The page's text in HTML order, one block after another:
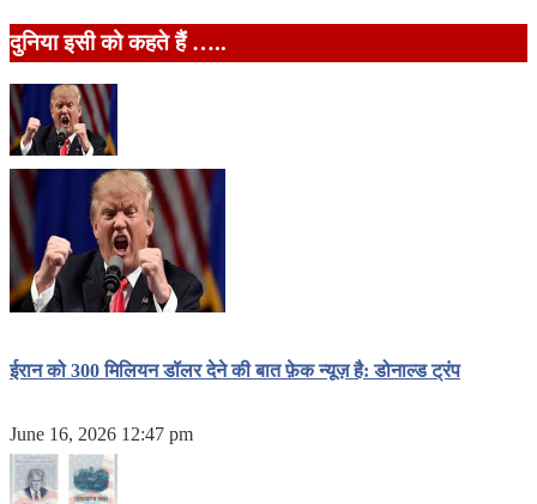
दुनिया इसी को कहते हैं …..
ईरान को 300 मिलियन डॉलर देने की बात फ़ेक न्यूज़ है: डोनाल्ड ट्रंप
June 16, 2026 12:47 pm